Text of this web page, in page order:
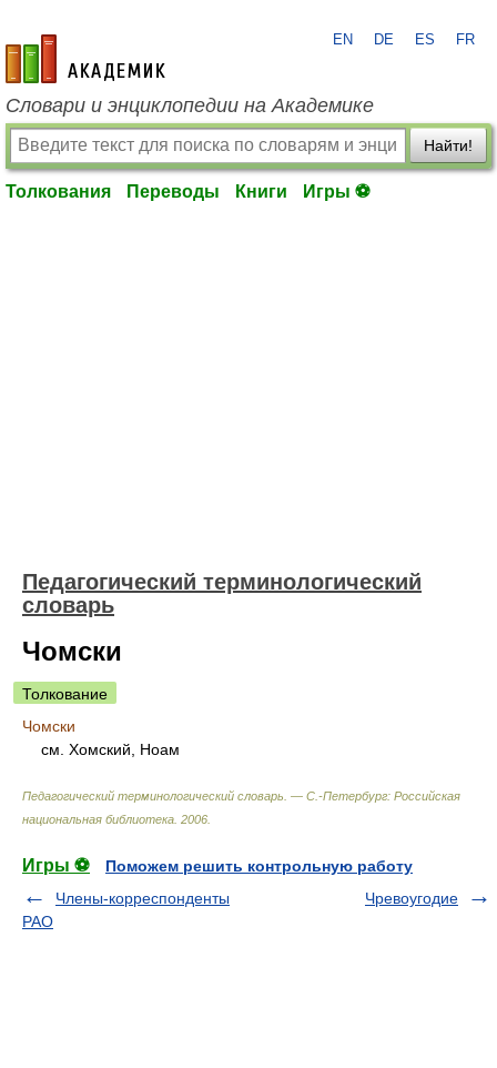
academic.ru
EN DE ES FR
Словари и энциклопедии на Академике
Найти!
Толкования Переводы Книги Игры ⚽
Педагогический терминологический
словарь
Чомски
Толкование
Чомски
см. Хомский, Ноам
Педагогический терминологический словарь. — С.-Петербург: Российская
национальная библиотека 2006
Игры ⚽
Поможем решить контрольную работу
Члены-корреспонденты
РАО
Чревоугодие